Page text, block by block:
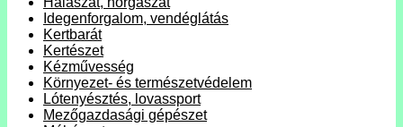
Idegenforgalom, vendéglátás
Kertbarát
Kertészet
Kézművesség
Környezet- és természetvédelem
Lótenyésztés, lovassport
Mezőgazdasági gépészet